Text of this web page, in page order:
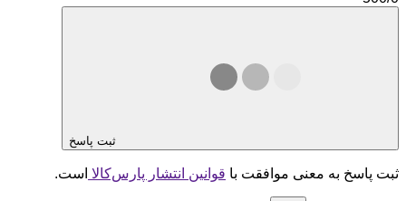
ثبت پاسخ
ثبت پاسخ به معنی موافقت با قوانین انتشار پارس‌کالا است.